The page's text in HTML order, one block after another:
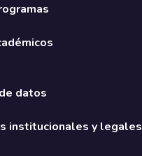
datos
institucionales y legales